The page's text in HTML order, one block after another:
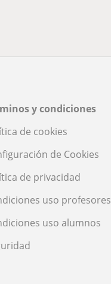
y condiciones
de cookies
de Cookies
de privacidad
uso profesores
uso alumnos